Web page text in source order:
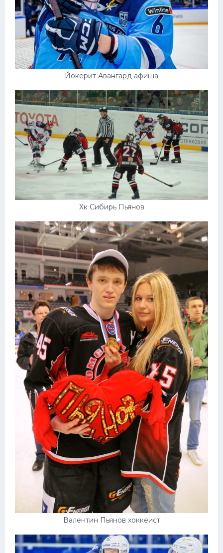
Йокерит Авангард афиша
Хк Сибирь Пьянов
Валентин Пьянов хоккеист